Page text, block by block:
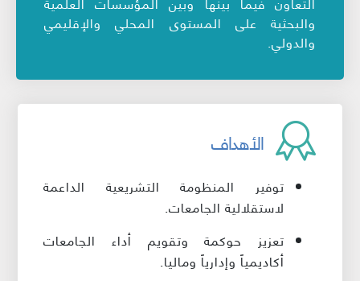
والبحثية على المستوى المحلي والإقليمي
والدولي.
الأهداف
توفير المنظومة التشريعية الداعمة
لاستقلالية الجامعات.
تعزيز حوكمة وتقويم أداء الجامعات
أكاديمياً وإدارياً وماليا.